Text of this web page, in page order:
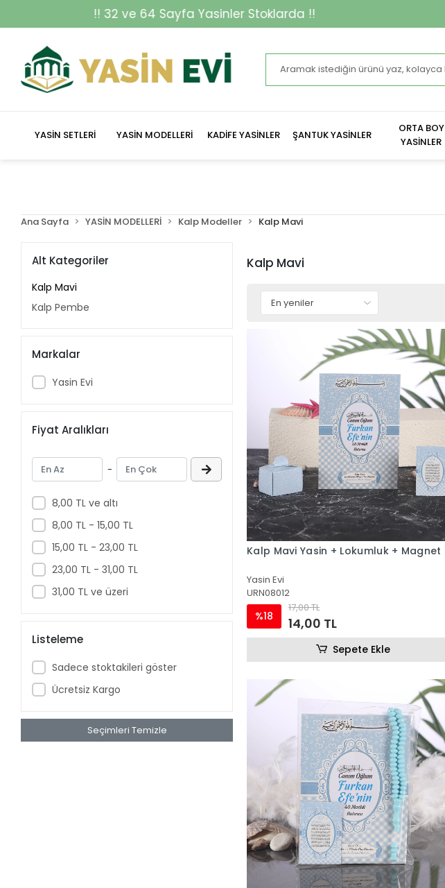
32 ve 64 Sayfa Yasinler Stoklarda !!
YASİN SETLERİ YASİN MODELLERİ KADİFE YASİNLER ŞANTUK YASİNLER
ORTA BOY
YASİNLER
Ana Sayfa YASİN MODELLERİ Kalp Modeller Kalp Mavi
Alt Kategoriler
Kalp Mavi
Kalp Pembe
Markalar
Yasin Evi
Fiyat Aralıkları
-
8,00 TL ve altı
8,00 TL - 15,00 TL
15,00 TL - 23,00 TL
23,00 TL - 31,00 TL
31,00 TL ve üzeri
Listeleme
Sadece stoktakileri göster
Ücretsiz Kargo
Seçimleri Temizle
Kalp Mavi
Kalp Mavi Yasin + Lokumluk + Magnet
Yasin Evi
URN08012
%18
17,00 TL
14,00 TL
Sepete Ekle